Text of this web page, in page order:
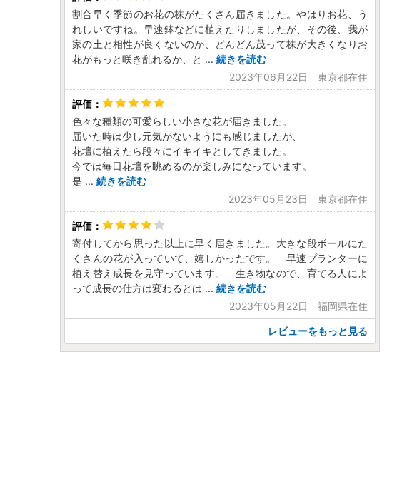
割合早く季節のお花の株がたくさん届きました。やはりお花、う
れしいですね。早速鉢などに植えたりしましたが、その後、我が
家の土と相性が良くないのか、どんどん茂って株が大きくなりお
花がもっと咲き乱れるか、と ... 続きを読む
2023年06月22日 東京都在住
色々な種類の可愛らしい小さな花が届きました。
届いた時は少し元気がないようにも感じましたが、
花壇に植えたら段々にイキイキとしてきました。
今では毎日花壇を眺めるのが楽しみになっています。
是 ... 続きを読む
2023年05月23日 東京都在住
寄付してから思った以上に早く届きました。大きな段ボールにた
くさんの花が入っていて、嬉しかったです。 早速プランターに
植え替え成長を見守っています。 生き物なので、育てる人によ
って成長の仕方は変わるとは ... 続きを読む
2023年05月22日 福岡県在住
レビューをもっと見る